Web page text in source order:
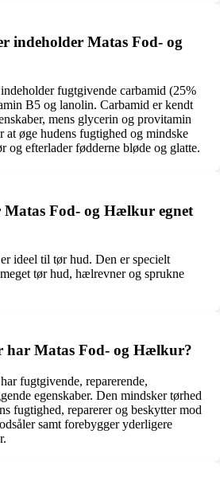
indeholder Matas Fod- og
fugtgivende carbamid (25%
B5 og lanolin. Carbamid er kendt
mens glycerin og provitamin
at øge hudens fugtighed og mindske
og efterlader fødderne bløde og glatte.
Fod- og Hælkur egnet
ideel til tør hud. Den er specielt
tør hud, hælrevner og sprukne
har Matas Fod- og Hælkur?
fugtgivende, reparerende,
egenskaber. Den mindsker tørhed
fugtighed, reparerer og beskytter mod
samt forebygger yderligere